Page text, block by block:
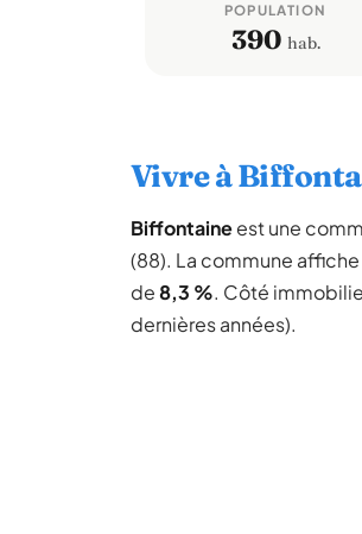
POPULATION
390 hab.
Vivre à
Biffontaineest une
(88). La commune
de8,3 %. Côté
dernières années).